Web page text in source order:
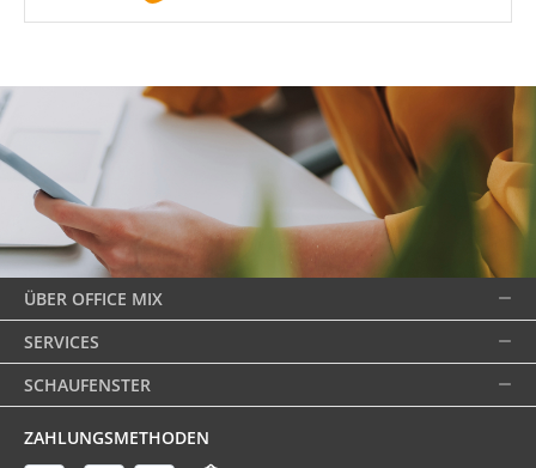
ÜBER OFFICE MIX
SERVICES
SCHAUFENSTER
ZAHLUNGSMETHODEN